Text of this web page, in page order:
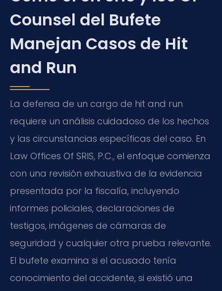
Counsel del Bufete
Manejan Casos de Hit
and Run
La defensa de un cargo de hit and run
requiere un análisis cuidadoso de los hechos
y las circunstancias específicas del caso. En
Law Offices Of SRIS, P.C., el enfoque comienza
con una revisión exhaustiva de la evidencia
presentada por la fiscalía, incluyendo
informes policiales, declaraciones de
testigos, imágenes de cámaras de
seguridad y cualquier otra prueba relevante.
El bufete examina si el acusado tenía
conocimiento del accidente, si existió una